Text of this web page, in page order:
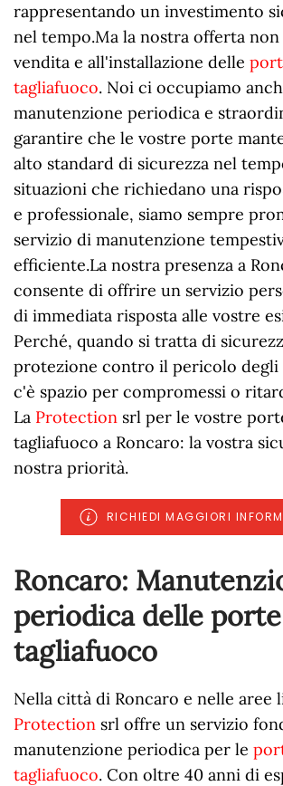
rappresentando un investimento
nel tempo.Ma la nostra offerta
vendita e all'installazione delle
tagliafuoco. Noi ci occupiamo
manutenzione periodica e
garantire che le vostre porte
alto standard di sicurezza nel
situazioni che richiedano una
e professionale, siamo sempre
servizio di manutenzione
efficiente.La nostra presenza a
consente di offrire un servizio
di immediata risposta alle vostre
Perché, quando si tratta di
protezione contro il pericolo degli
c'è spazio per compromessi o
La Protection srl per le vostre
tagliafuoco a Roncaro: la vostra
nostra priorità.
RICHIEDI MAGGIORI
Roncaro:
periodica delle porte
tagliafuoco
Nella città di Roncaro e nelle aree
Protection srl offre un servizio
manutenzione periodica per le
tagliafuoco. Con oltre 40 anni di